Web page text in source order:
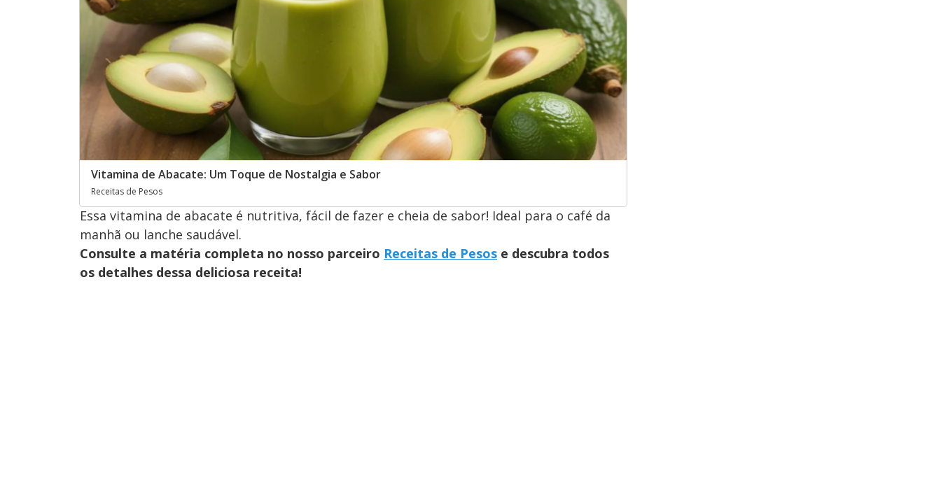
Vitamina de Abacate: Um Toque de Nostalgia e Sabor
Receitas de Pesos
Essa vitamina de abacate é nutritiva, fácil de fazer e cheia de sabor! Ideal para o café da
manhã ou lanche saudável.
Consulte a matéria completa no nosso parceiro Receitas de Pesos e descubra todos
os detalhes dessa deliciosa receita!